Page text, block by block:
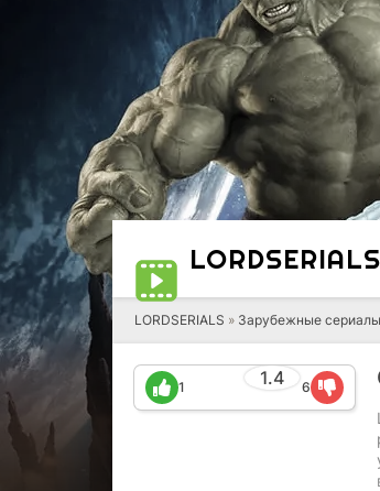
LORDSERIALS
LORDSERIALS » Зарубежные сериалы
1.4
1 6